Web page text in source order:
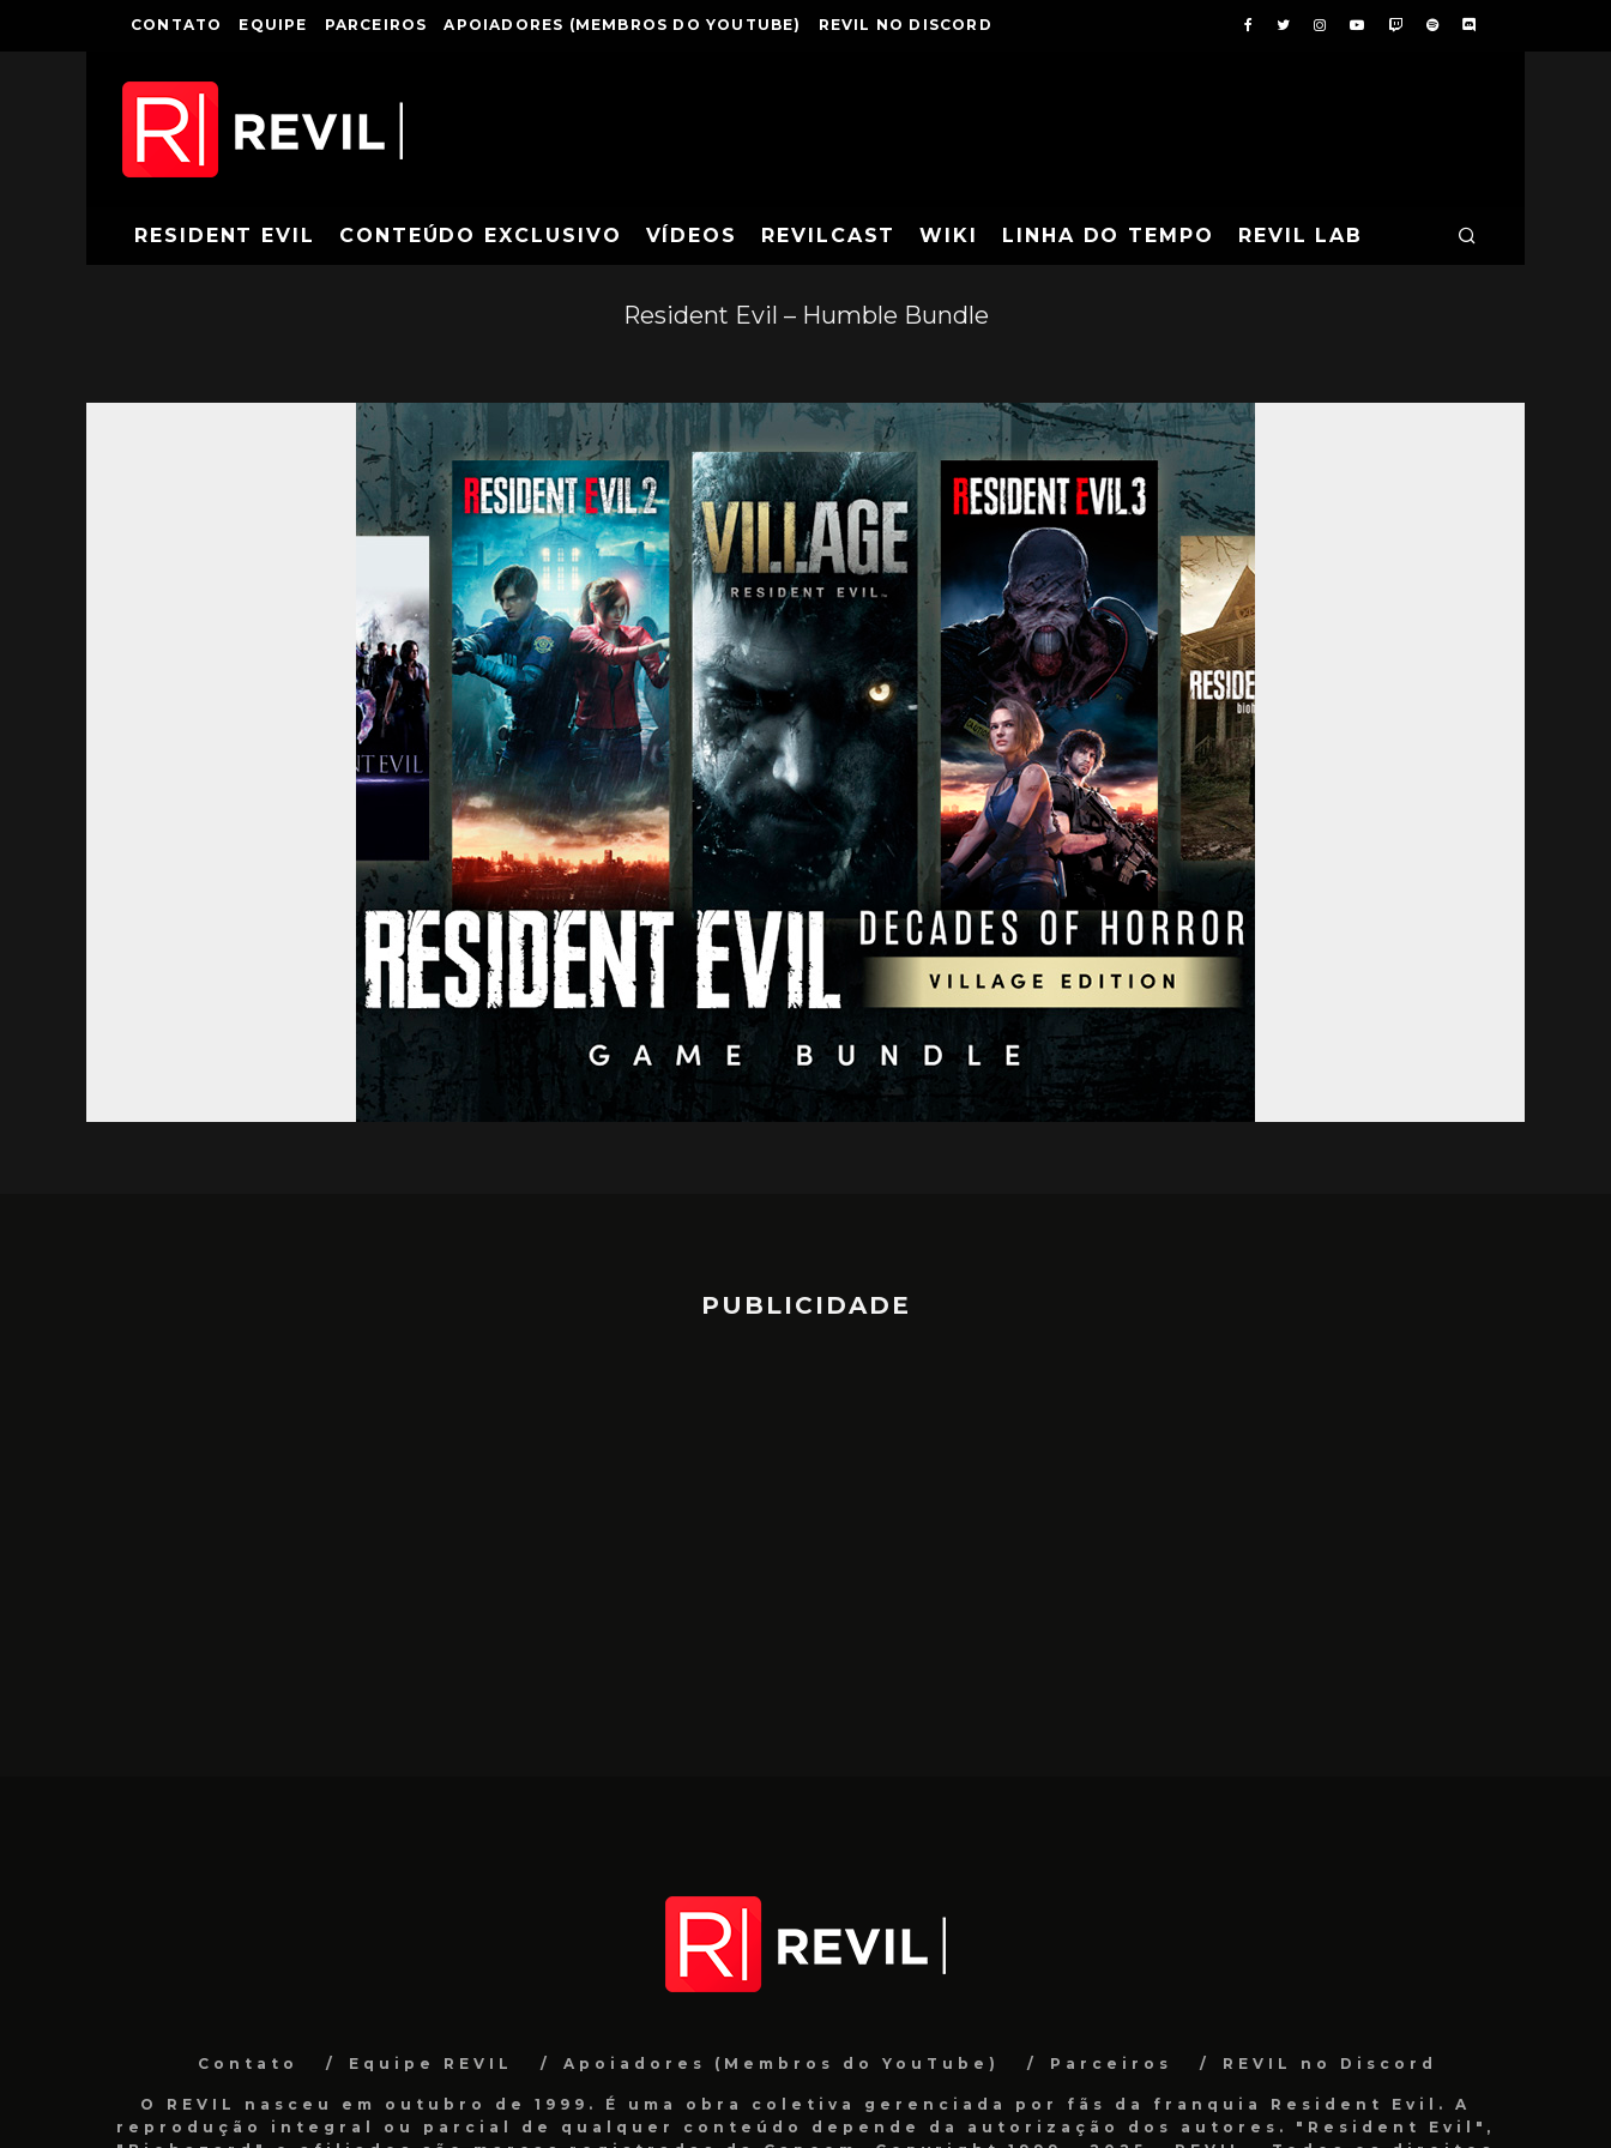
CONTATO EQUIPE PARCEIROS APOIADORES (MEMBROS DO YOUTUBE) REVIL NO DISCORD
RESIDENT EVIL CONTEÚDO EXCLUSIVO VÍDEOS REVILCAST WIKI LINHA DO TEMPO REVIL LAB
Resident Evil – Humble Bundle
PUBLICIDADE
Contato Equipe REVIL Apoiadores (Membros do YouTube) Parceiros REVIL no Discord
O REVIL nasceu em outubro de 1999. É uma obra coletiva gerenciada por fãs da franquia Resident Evil. A
reprodução integral ou parcial de qualquer conteúdo depende da autorização dos autores. "Resident Evil",